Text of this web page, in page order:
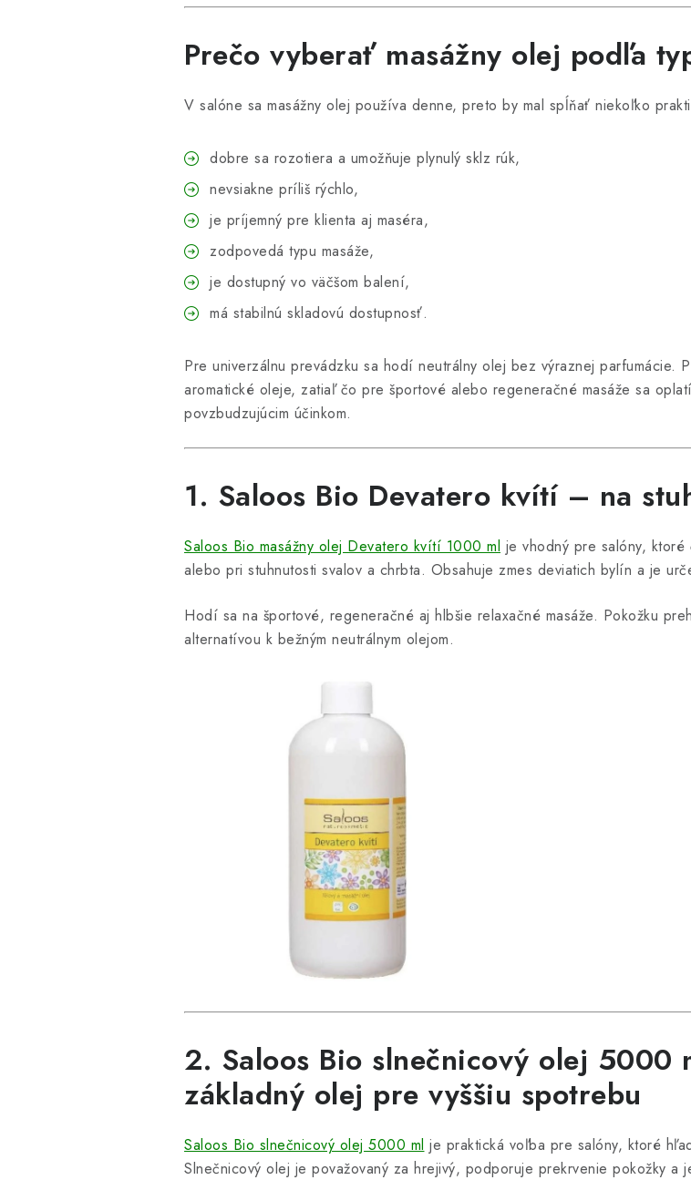
Prečo vyberať masážny olej podľa
V salóne sa masážny olej používa denne, preto by mal spĺňať niekoľko
dobre sa rozotiera a umožňuje plynulý sklz rúk,
nevsiakne príliš rýchlo,
je príjemný pre klienta aj maséra,
zodpovedá typu masáže,
je dostupný vo väčšom balení,
má stabilnú skladovú dostupnosť.
Pre univerzálnu prevádzku sa hodí neutrálny olej bez výraznej parfumácie.
aromatické oleje, zatiaľ čo pre športové alebo regeneračné masáže sa
povzbudzujúcim účinkom.
1. Saloos Bio Devatero kvítí – na
Saloos Bio masážny olej Devatero kvítí 1000 ml je vhodný pre salóny,
alebo pri stuhnutosti svalov a chrbta. Obsahuje zmes deviatich bylín a je
Hodí sa na športové, regeneračné aj hlbšie relaxačné masáže. Pokožku
alternatívou k bežným neutrálnym olejom.
2. Saloos Bio slnečnicový olej 5000
základný olej pre vyššiu spotrebu
Saloos Bio slnečnicový olej 5000 ml je praktická voľba pre salóny, ktoré
Slnečnicový olej je považovaný za hrejivý, podporuje prekrvenie pokožky